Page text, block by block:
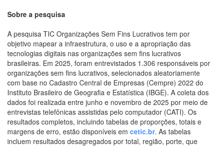
Sobre a pesquisa
A pesquisa TIC Organizações Sem Fins Lucrativos tem por
objetivo mapear a infraestrutura, o uso e a apropriação das
tecnologias digitais nas organizações sem fins lucrativos
brasileiras. Em 2025, foram entrevistados 1.306 responsáveis por
organizações sem fins lucrativos, selecionados aleatoriamente
com base no Cadastro Central de Empresas (Cempre) 2022 do
Instituto Brasileiro de Geografia e Estatística (IBGE). A coleta dos
dados foi realizada entre junho e novembro de 2025 por meio de
entrevistas telefônicas assistidas pelo computador (CATI). Os
resultados completos, incluindo tabelas de proporções, totais e
margens de erro, estão disponíveis em cetic.br. As tabelas
incluem resultados desagregados por total, região, porte, que